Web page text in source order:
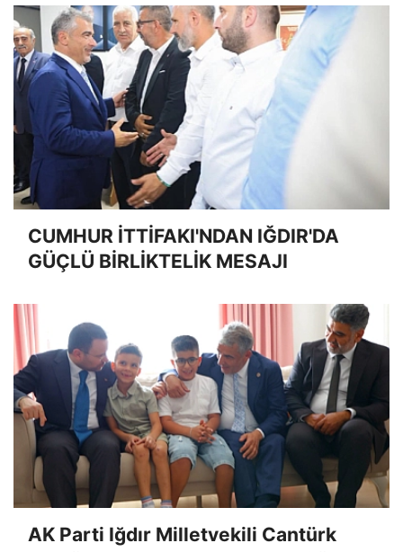
CUMHUR İTTİFAKI'NDAN IĞDIR'DA
GÜÇLÜ BİRLİKTELİK MESAJI
AK Parti Iğdır Milletvekili Cantürk